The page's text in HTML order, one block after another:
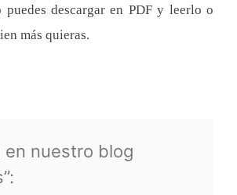
descargar en PDF y leerlo o
más quieras.
en nuestro blog